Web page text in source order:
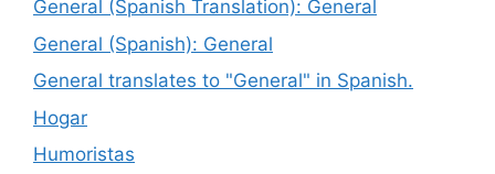
General (Spanish Translation): General
General (Spanish): General
General translates to "General" in Spanish.
Hogar
Humoristas